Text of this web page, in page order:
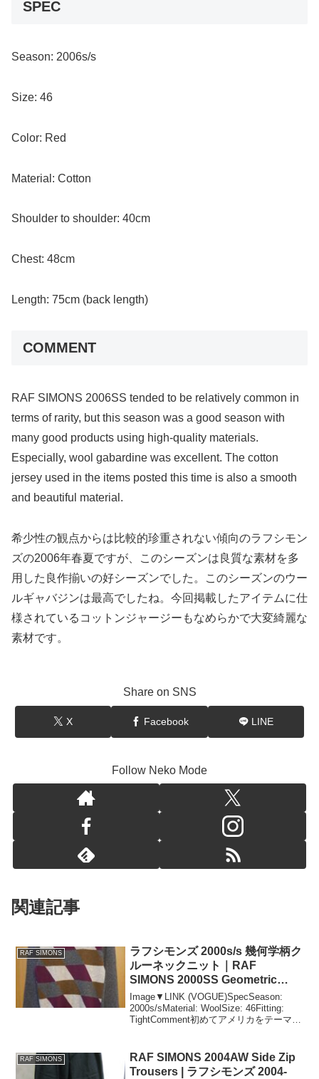
SPEC
Season: 2006s/s
Size: 46
Color: Red
Material: Cotton
Shoulder to shoulder: 40cm
Chest: 48cm
Length: 75cm (back length)
COMMENT
RAF SIMONS 2006SS tended to be relatively common in
terms of rarity, but this season was a good season with
many good products using high-quality materials.
Especially, wool gabardine was excellent. The cotton
jersey used in the items posted this time is also a smooth
and beautiful material.
希少性の観点からは比較的珍重されない傾向のラフシモン
ズの2006年春夏ですが、このシーズンは良質な素材を多
用した良作揃いの好シーズンでした。このシーズンのウー
ルギャバジンは最高でしたね。今回掲載したアイテムに仕
様されているコットンジャージーもなめらかで大変綺麗な
素材です。
Share on SNS
X Facebook LINE
Follow Neko Mode
関連記事
RAF SIMONS
ラフシモンズ 2000s/s 幾何学柄ク
ルーネックニット｜RAF
SIMONS 2000SS Geometric
Crew Neck Knit
Image▼LINK (VOGUE)SpecSeason:
2000s/sMaterial: WoolSize: 46Fitting:
TightComment初めてアメリカをテーマと
RAF SIMONS
RAF SIMONS 2004AW Side Zip
Trousers | ラフシモンズ 2004-